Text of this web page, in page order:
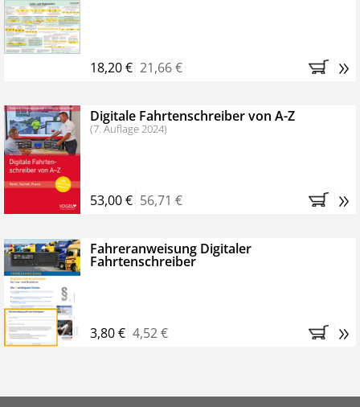
Bestellen Sie jetzt das VerkehrsRundschau Profipaket im
Kennenlern-Abo für zwei Monate (inkl. der derzeitig
Monaten brauchen Sie nichts weiter tun, das
Abonnement endet automatisch, es entstehen keine
weiteren Verpflichtungen.
18,20 € 21,66 € »
Digitale Fahrtenschreiber von A-Z
(7. Auflage 2024)
53,00 € 56,71 € »
Fahreranweisung Digitaler
Fahrtenschreiber
3,80 € 4,52 € »